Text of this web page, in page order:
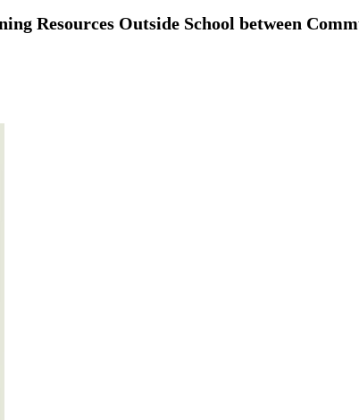
Resources Outside School between